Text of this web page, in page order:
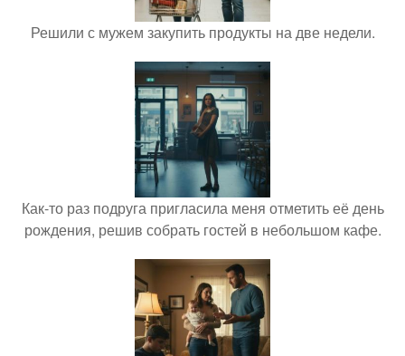
Решили с мужем закупить продукты на две недели.
Как-то раз подруга пригласила меня отметить её день
рождения, решив собрать гостей в небольшом кафе.